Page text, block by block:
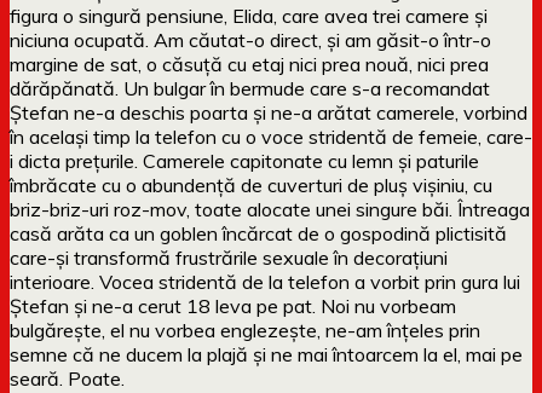
figura o singură pensiune, Elida, care avea trei camere și
niciuna ocupată. Am căutat-o direct, și am găsit-o într-o
margine de sat, o căsuță cu etaj nici prea nouă, nici prea
dărăpănată. Un bulgar în bermude care s-a recomandat
Ștefan ne-a deschis poarta și ne-a arătat camerele, vorbind
în același timp la telefon cu o voce stridentă de femeie, care-
i dicta prețurile. Camerele capitonate cu lemn și paturile
îmbrăcate cu o abundență de cuverturi de pluș vișiniu, cu
briz-briz-uri roz-mov, toate alocate unei singure băi. Întreaga
casă arăta ca un goblen încărcat de o gospodină plictisită
care-și transformă frustrările sexuale în decorațiuni
interioare. Vocea stridentă de la telefon a vorbit prin gura lui
Ștefan și ne-a cerut 18 leva pe pat. Noi nu vorbeam
bulgărește, el nu vorbea englezește, ne-am înțeles prin
semne că ne ducem la plajă și ne mai întoarcem la el, mai pe
seară. Poate.